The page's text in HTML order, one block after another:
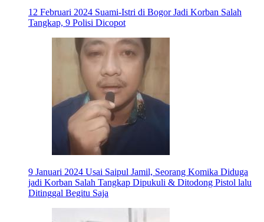
12 Februari 2024 Suami-Istri di Bogor Jadi Korban Salah
Tangkap, 9 Polisi Dicopot
9 Januari 2024 Usai Saipul Jamil, Seorang Komika Diduga
jadi Korban Salah Tangkap Dipukuli & Ditodong Pistol lalu
Ditinggal Begitu Saja